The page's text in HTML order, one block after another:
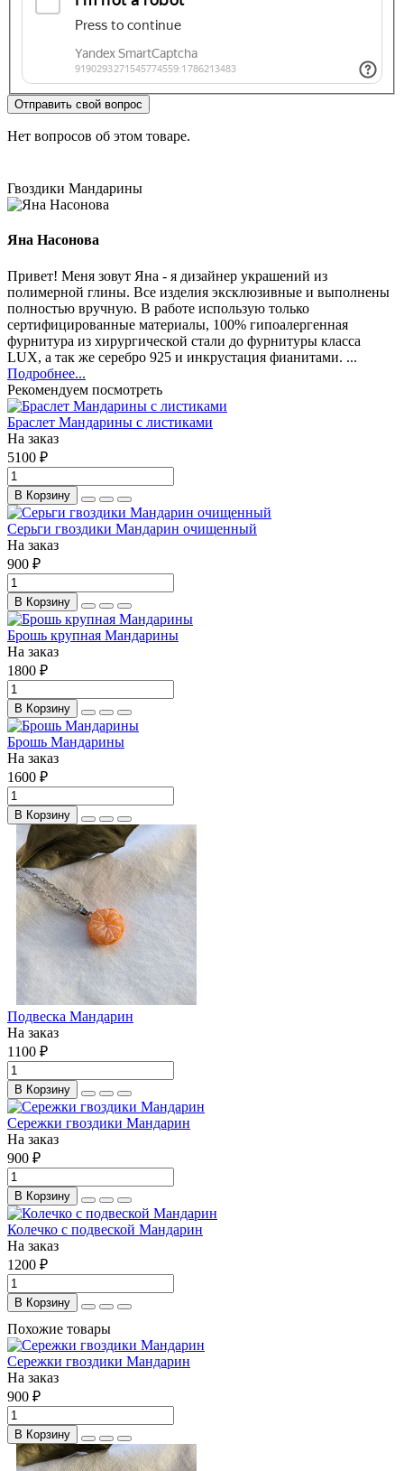
Отправить свой вопрос
Нет вопросов об этом товаре.
Гвоздики Мандарины
Яна Насонова
Привет! Меня зовут Яна - я дизайнер украшений из
полимерной глины. Все изделия эксклюзивные и выполнены
полностью вручную. В работе использую только
сертифицированные материалы, 100% гипоалергенная
фурнитура из хирургической стали до фурнитуры класса
LUX, а так же серебро 925 и инкрустация фианитами. ...
Подробнее...
Рекомендуем посмотреть
Браслет Мандарины с листиками
На заказ
5100 ₽
В Корзину
Серьги гвоздики Мандарин очищенный
На заказ
900 ₽
В Корзину
Брошь крупная Мандарины
На заказ
1800 ₽
В Корзину
Брошь Мандарины
На заказ
1600 ₽
В Корзину
Подвеска Мандарин
На заказ
1100 ₽
В Корзину
Сережки гвоздики Мандарин
На заказ
900 ₽
В Корзину
Колечко с подвеской Мандарин
На заказ
1200 ₽
В Корзину
Похожие товары
Сережки гвоздики Мандарин
На заказ
900 ₽
В Корзину